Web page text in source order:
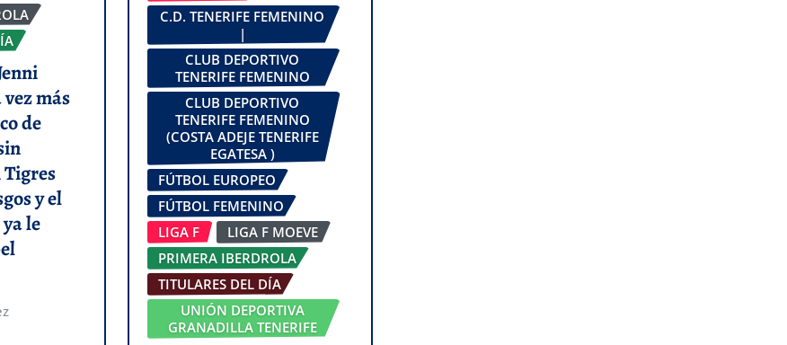
más
de
y el
le
C.D. TENERIFE FEMENINO
|
CLUB DEPORTIVO
TENERIFE FEMENINO
CLUB DEPORTIVO
TENERIFE FEMENINO
(COSTA ADEJE TENERIFE
EGATESA )
FÚTBOL EUROPEO
FÚTBOL FEMENINO
LIGA F
LIGA F MOEVE
PRIMERA IBERDROLA
TITULARES DEL DÍA
UNIÓN DEPORTIVA
GRANADILLA TENERIFE